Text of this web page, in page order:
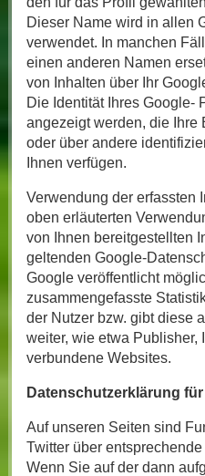
Dieser Name wird in allen
verwendet. In manchen
einen anderen Namen
von Inhalten über Ihr
Die Identität Ihres Google-
angezeigt werden, die Ihre
oder über andere
Ihnen verfügen.
Verwendung der erfassten
oben erläuterten
von Ihnen bereitgestellten
geltenden Google-
Google veröffentlicht
zusammengefasste
der Nutzer bzw. gibt diese
weiter, wie etwa Publisher,
verbundene Websites.
Datenschutzerklärung
Auf unseren Seiten sind
Twitter über
Wenn Sie auf der dann